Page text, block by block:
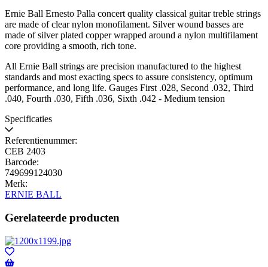
Ernie Ball Ernesto Palla concert quality classical guitar treble strings
are made of clear nylon monofilament. Silver wound basses are
made of silver plated copper wrapped around a nylon multifilament
core providing a smooth, rich tone.
All Ernie Ball strings are precision manufactured to the highest
standards and most exacting specs to assure consistency, optimum
performance, and long life. Gauges First .028, Second .032, Third
.040, Fourth .030, Fifth .036, Sixth .042 - Medium tension
Specificaties
Referentienummer:
CEB 2403
Barcode:
749699124030
Merk:
ERNIE BALL
Gerelateerde producten